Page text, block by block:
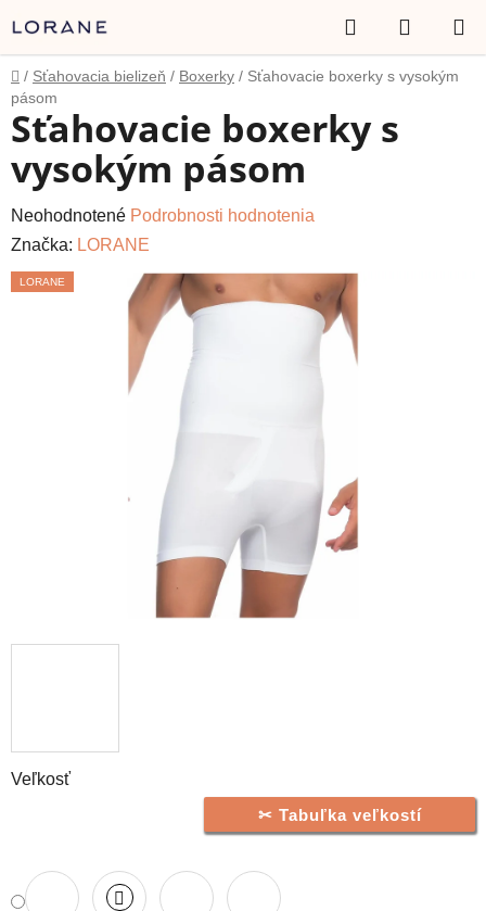
na
obsah
Hľadať
KOŠÍK
Domov
/ Sťahovacia bielizeň / Boxerky / Sťahovacie boxerky s vysokým
pásom
Tabuľka veľkostí
Veľkosť
Sťahovacie boxerky s
vysokým pásom
Priemerné
hodnotenie
produktu
Neohodnotené Podrobnosti hodnotenia
Značka: LORANE
LORANE